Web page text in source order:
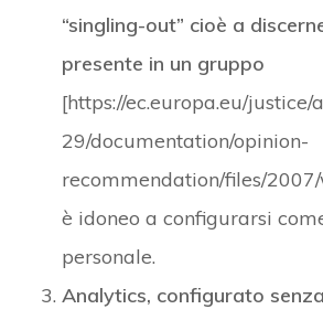
“singling-out” cioè a
presente in un gruppo
[https://ec.europa.eu/justice/
29/documentation/opinion-
recommendation/files/
è idoneo a configurarsi
personale.
Analytics, configurato